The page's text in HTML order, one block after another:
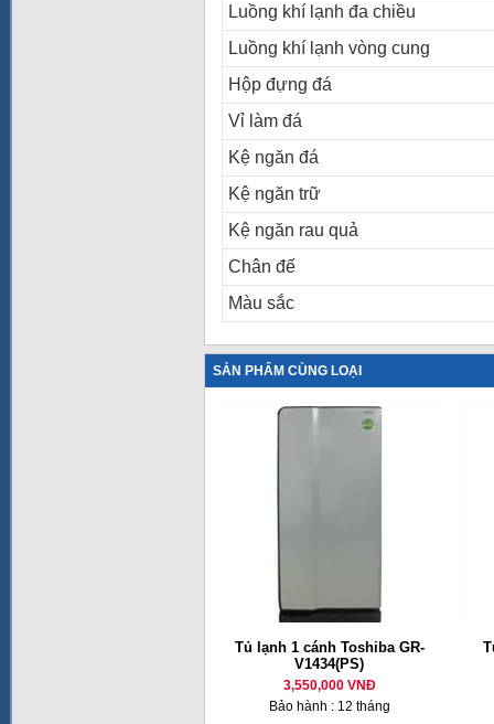
Luồng khí lạnh đa chiều
Luồng khí lạnh vòng cung
Hộp đựng đá
Vỉ làm đá
Kệ ngăn đá
Kệ ngăn trữ
Kệ ngăn rau quả
Chân đế
Màu sắc
SẢN PHẨM CÙNG LOẠI
Tủ lạnh 1 cánh Toshiba GR-
V1434(PS)
3,550,000 VNĐ
Bảo hành : 12 tháng